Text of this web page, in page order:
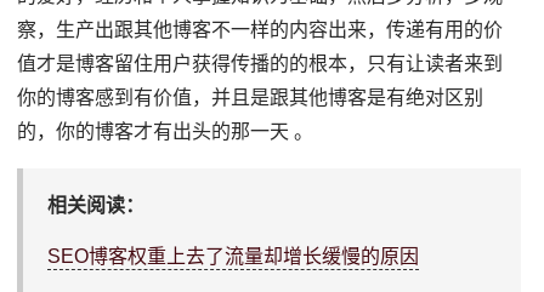
察，生产出跟其他博客不一样的内容出来，传递有用的价
值才是博客留住用户获得传播的的根本，只有让读者来到
你的博客感到有价值，并且是跟其他博客是有绝对区别
的，你的博客才有出头的那一天 。
相关阅读：
SEO博客权重上去了流量却增长缓慢的原因